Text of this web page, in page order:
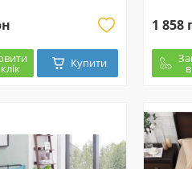
Купити
1 858